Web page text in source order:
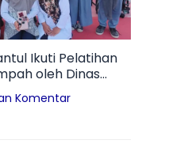
Ikuti Pelatihan
oleh Dinas
Kabupaten
Komentar